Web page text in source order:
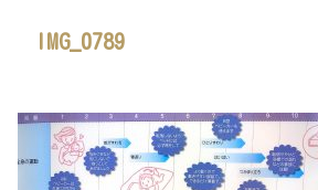
IMG_0789